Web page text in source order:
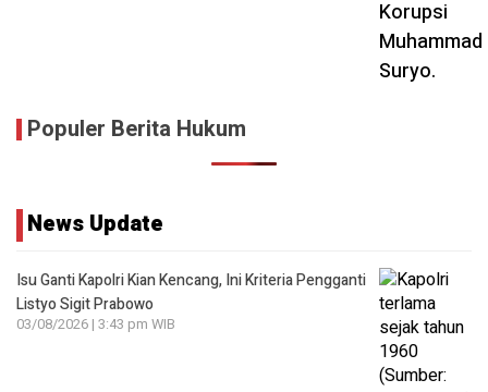
Populer Berita Hukum
News Update
Isu Ganti Kapolri Kian Kencang, Ini Kriteria Pengganti
Listyo Sigit Prabowo
03/08/2026 | 3:43 pm WIB